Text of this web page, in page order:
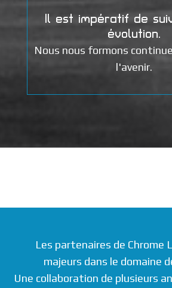
Il est impératif de
évolution.
Nous nous formons
l'avenir.
Les partenaires de Chrome
majeurs dans le domaine
Une collaboration de plusieurs